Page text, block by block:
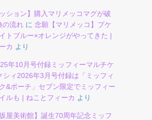
ション】購入マリメッコマグが破
の流れ に 念願【マリメッコ】プケ
トブルー×オレンジがやってきた |
カ より
年10月号付録ミッフィーマルチケ
シィ2026年3月号付録は「ミッフィ
&ポーチ」セブン限定でミッフィー
ルも | ねことフィーカ より
屋美術館】誕生70周年記念ミッフ